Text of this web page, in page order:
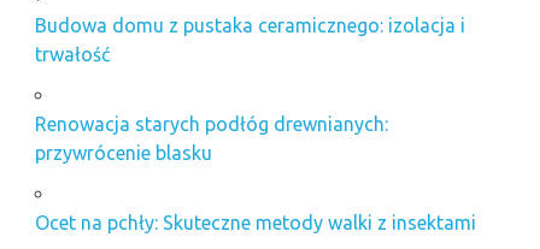
Budowa domu z pustaka ceramicznego: izolacja i
trwałość
Renowacja starych podłóg drewnianych:
przywrócenie blasku
Ocet na pchły: Skuteczne metody walki z insektami